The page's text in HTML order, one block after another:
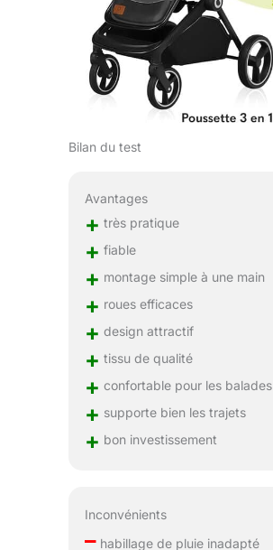
Bilan du test
Avantages
+ très pratique
+ fiable
+ montage simple à une main
+ roues efficaces
+ design attractif
+ tissu de qualité
+ confortable pour les balades
+ supporte bien les trajets
+ bon investissement
Inconvénients
–habillage de pluie inadapté